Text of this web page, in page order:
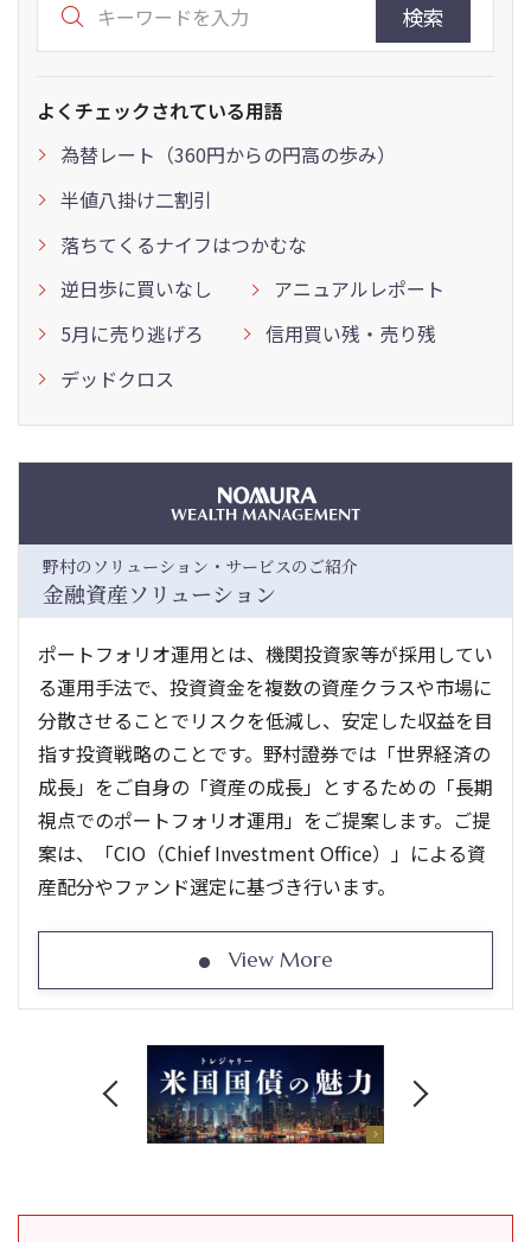
検索
よくチェックされている用語
為替レート（360円からの円高の歩み）
半値八掛け二割引
落ちてくるナイフはつかむな
逆日歩に買いなし
アニュアルレポート
5月に売り逃げろ
信用買い残・売り残
デッドクロス
野村のソリューション・サービスのご紹介
金融資産ソリューション
ポートフォリオ運用とは、機関投資家等が採用してい
る運用手法で、投資資金を複数の資産クラスや市場に
分散させることでリスクを低減し、安定した収益を目
指す投資戦略のことです。野村證券では「世界経済の
成長」をご自身の「資産の成長」とするための「長期
視点でのポートフォリオ運用」をご提案します。ご提
案は、「CIO（Chief Investment Office）」による資
産配分やファンド選定に基づき行います。
View More